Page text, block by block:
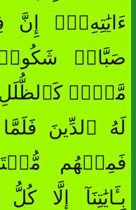
ءَايَٰتِهِۦٓۚ إِنَّ
مَّوۡجٞ كَٱلظُّلَلِ
لَهُ ٱلدِّينَ
فَمِنۡهُم